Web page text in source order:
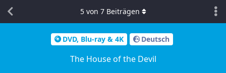
DVD, Blu-ray & 4K Deutsch
The House of the Devil
5von 7Beiträgen